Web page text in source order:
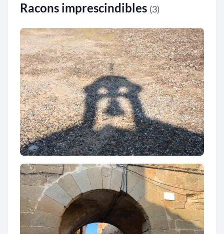
Racons imprescindibles (3)
Ermita de Santa Fe